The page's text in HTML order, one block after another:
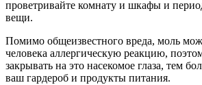
проветривайте комнату и шкафы и
вещи.
Помимо общеизвестного вреда, моль
человека аллергическую реакцию,
закрывать на это насекомое глаза, тем
ваш гардероб и продукты питания.